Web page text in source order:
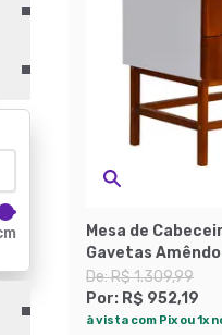
Mesa de
Gavetas
De:R$ 1.309,99
Por: R$ 952,19
à vista com Pix ou 1x